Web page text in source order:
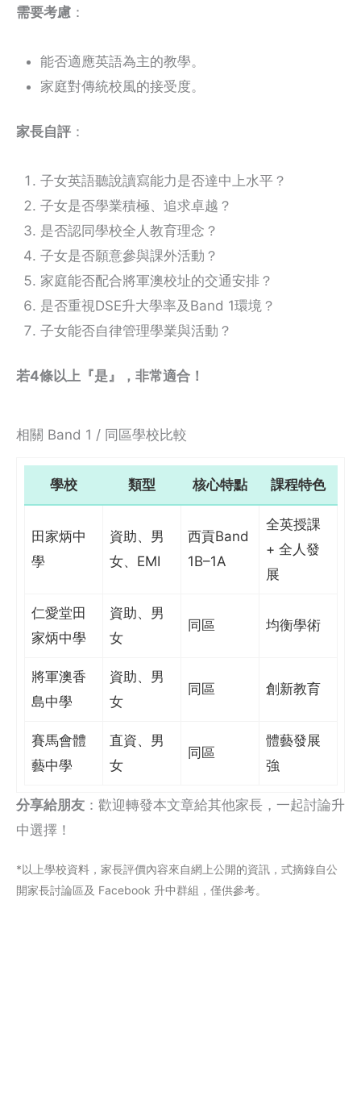
需要考慮 ：
能否適應英語為主的教學。
家庭對傳統校風的接受度。
家長自評 ：
子女英語聽說讀寫能力是否達中上水平？
子女是否學業積極、追求卓越？
是否認同學校全人教育理念？
子女是否願意參與課外活動？
家庭能否配合將軍澳校址的交通安排？
是否重視DSE升大學率及Band 1環境？
子女能否自律管理學業與活動？
若4條以上『是』，非常適合！
相關 Band 1 / 同區學校比較
學校 類型 核心特點 課程特色
田家炳中
學
資助、男
女、EMI
西貢Band
1B–1A
全英授課
+ 全人發
展
仁愛堂田
家炳中學
資助、男
女
同區 均衡學術
將軍澳香
島中學
資助、男
女
同區 創新教育
賽馬會體
藝中學
直資、男
女
同區
體藝發展
強
分享給朋友 ：歡迎轉發本文章給其他家長，一起討論升
中選擇！
*以上學校資料，家長評價內容來自網上公閞的資訊，式摘錄自公
開家長討論區及 Facebook 升中群組，僅供參考。